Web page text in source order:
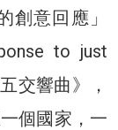
創意回應」
to just
交響曲》，
個國家，一